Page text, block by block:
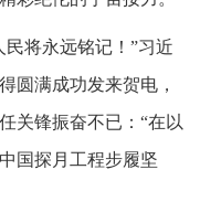
将永远铭记！”习近
圆满成功发来贺电，
关锋振奋不已：“在以
国探月工程步履坚